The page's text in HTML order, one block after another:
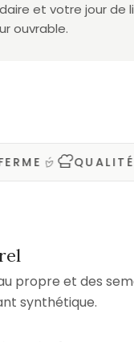
et votre jour de
ouvrable.
QUALITÉ QUI
propre et des
synthétique.